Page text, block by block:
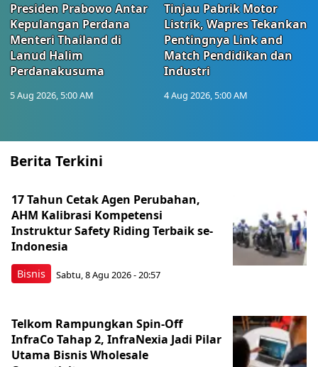
Presiden Prabowo Antar
Kepulangan Perdana
Menteri Thailand di
Lanud Halim
Perdanakusuma
5 Aug 2026, 5:00 AM
Tinjau Pabrik Motor
Listrik, Wapres Tekankan
Pentingnya Link and
Match Pendidikan dan
Industri
4 Aug 2026, 5:00 AM
Berita Terkini
Bisnis
17 Tahun Cetak Agen Perubahan,
AHM Kalibrasi Kompetensi
Instruktur Safety Riding Terbaik se-
Indonesia
Sabtu, 8 Agu 2026 - 20:57
Telkom Rampungkan Spin-Off
InfraCo Tahap 2, InfraNexia Jadi Pilar
Utama Bisnis Wholesale